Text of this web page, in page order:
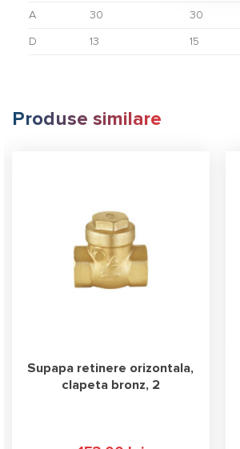
A 30 30
D 13 15
Produse similare
Supapa retinere orizontala,
clapeta bronz, 2